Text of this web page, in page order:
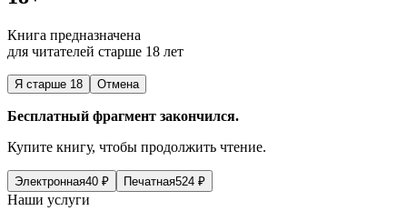
Книга предназначена
для читателей старше 18 лет
Я старше 18 Отмена
Бесплатный фрагмент закончился.
Купите книгу, чтобы продолжить чтение.
Электронная40 ₽ Печатная524 ₽
Наши услуги